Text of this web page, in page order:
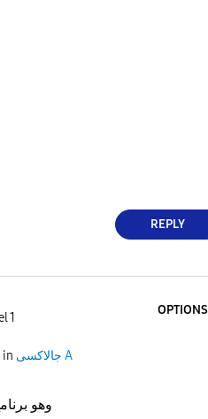
REPLY
1
OPTIONS
in جالاكسى A
وهو